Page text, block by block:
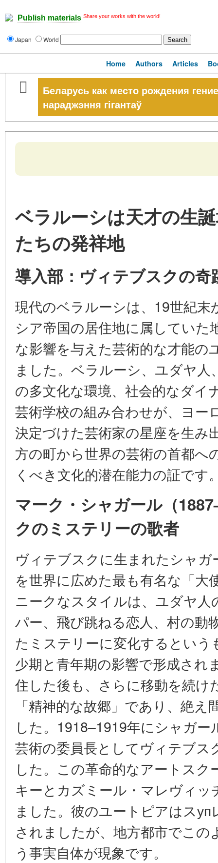
Publish materials Share your works with the world!
Japan World
Home Authors Articles
Беларусь как место рождения
нараджэння гігантаў
ベラルーシは天才の生
たちの発祥地
導入部：ヴィテブスクの奇
現代のベラルーシは、19世紀
シア帝国の居住地に属していた
な影響を与えた芸術的な才能の
ました。ベラルーシ、ユダヤ
の多文化な環境、社会的なダイ
芸術学校の組み合わせが、ヨー
決定づけた芸術家の星座を生み
方の町から世界の芸術の首都へ
くべき文化的潜在能力の証です
マーク・シャガール（
クのミステリーの歌者
ヴィテブスクに生まれたシャ
を世界に広めた最も有名な「大
ニークなスタイルは、ユダヤ
パー、飛び跳ねる恋人、村の動
たミステリーに変化するとい
少期と青年期の影響で形成され
住した後も、さらに移動を続
「精神的な故郷」であり、絶
した。1918–1919年にシャガ
芸術の委員長としてヴィテブス
した。この革命的なアートス
キーとカズミール・マレヴィ
ました。彼のユートピアはス
されましたが、地方都市でこ
う事実自体が現象です。